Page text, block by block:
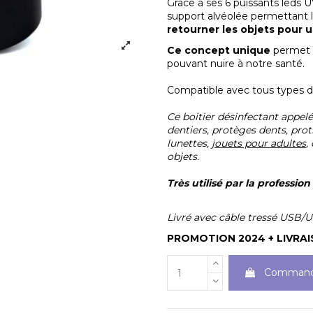
support alvéolée permettant
retourner les objets pour
Ce concept unique permet
pouvant nuire à notre santé.
Compatible avec tous types
Ce boitier désinfectant
dentiers, protèges dents,
lunettes, jouets pour adultes,
objets.
Très utilisé par la
Livré avec câble tressé USB/
PROMOTION 2024 +